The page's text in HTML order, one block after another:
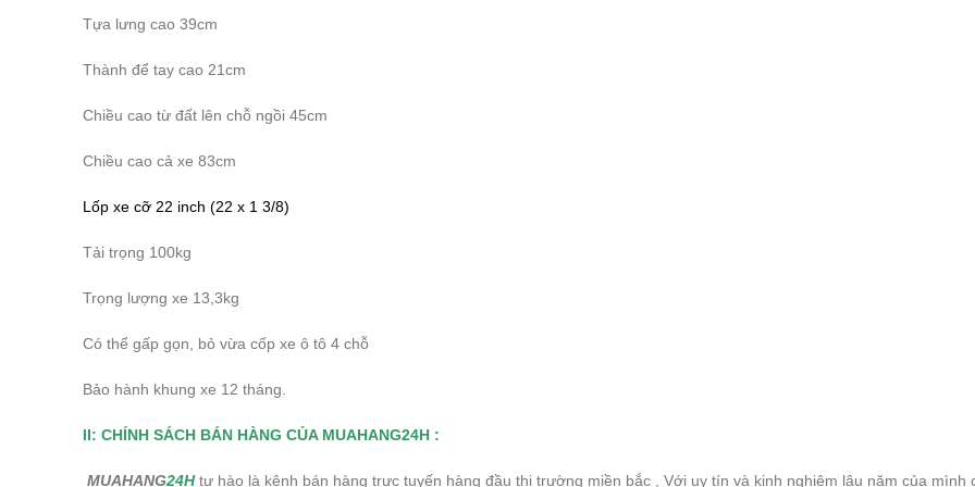
Tựa lưng cao 39cm
Thành để tay cao 21cm
Chiều cao từ đất lên chỗ ngồi 45cm
Chiều cao cả xe 83cm
Lốp xe cỡ 22 inch (22 x 1 3/8)
Tải trọng 100kg
Trọng lượng xe 13,3kg
Có thể gấp gọn, bỏ vừa cốp xe ô tô 4 chỗ
Bảo hành khung xe 12 tháng.
II: CHÍNH SÁCH BÁN HÀNG CỦA MUAHANG24H :
MUAHANG24Htự hào là kênh bán hàng trực tuyến hàng đầu thị trường miền bắc , Với uy tín và kinh nghiệm lâu năm của mình